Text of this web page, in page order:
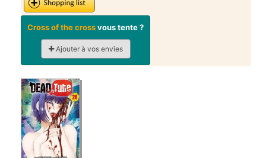
Cross of the crossvous tente ?
Ajouter à vos envies